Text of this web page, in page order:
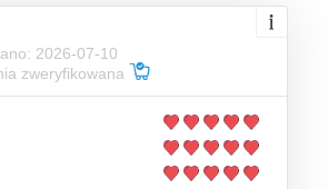
2026-07-10
zweryfikowana